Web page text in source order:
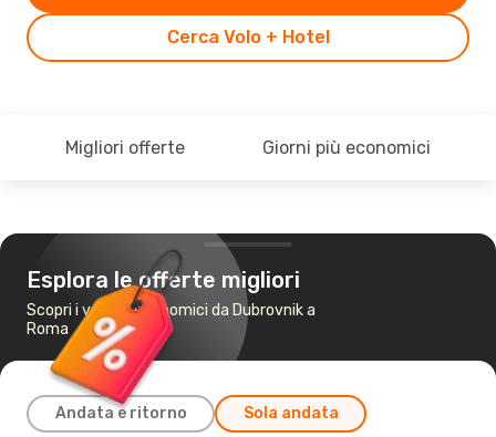
Cerca Volo + Hotel
Migliori offerte Giorni più economici
Esplora le offerte migliori
Scopri i voli più economici da Dubrovnik a
Roma
Andata e ritorno Sola andata